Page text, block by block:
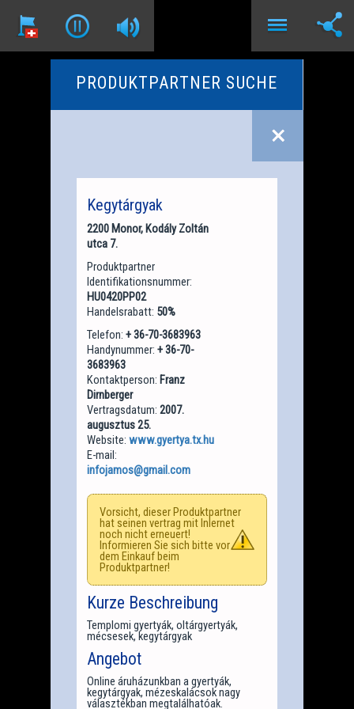
PRODUKTPARTNER SUCHE
Kegytárgyak
2200 Monor, Kodály Zoltán
utca 7.
Produktpartner
Identifikationsnummer:
HU0420PP02
Handelsrabatt: 50%
Telefon: + 36-70-3683963
Handynummer: + 36-70-
3683963
Kontaktperson: Franz
Dirnberger
Vertragsdatum: 2007.
augusztus 25.
Website: www.gyertya.tx.hu
E-mail:
infojamos@gmail.com
Vorsicht, dieser Produktpartner
hat seinen vertrag mit Inlernet
noch nicht erneuert!
Informieren Sie sich bitte vor
dem Einkauf beim
Produktpartner!
Kurze Beschreibung
Templomi gyertyák, oltárgyertyák,
mécsesek, kegytárgyak
Angebot
Online áruházunkban a gyertyák,
kegytárgyak, mézeskalácsok nagy
választékban megtalálhatóak.